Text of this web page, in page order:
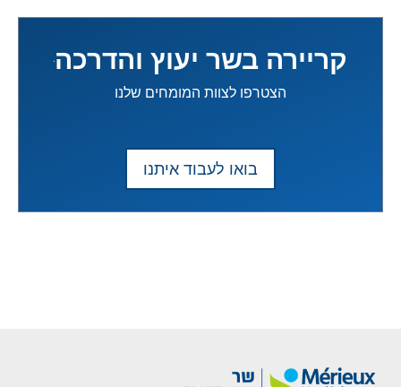
קריירה בשר יעוץ והדרכה
הצטרפו לצוות המומחים שלנו
בואו לעבוד איתנו